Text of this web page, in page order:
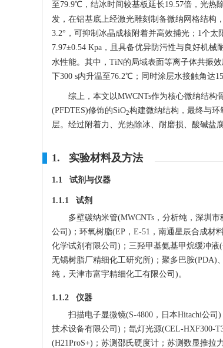
至79.9℃，结冰时间较基板延长19.57倍，光热
发，在铝基底上经激光雕刻制备微纳网格结构
3.2°，可抑制冰晶成核附着并高效捕光；1个
7.97±0.54 Kpa，且具备优异防污性与良好机械
水性能。其中，TiN的局域表面等离子体共振
下300 s内升温至76.2℃；同时涂层水接触角达
综上，本文以MWCNTs作为核心微纳结
(PFDTES)修饰的SiO2构建微纳结构，最终与环
层。经过附着力、光热除冰、耐磨损、酸碱盐
1. 实验材料及方法
1.1 试剂与仪器
1.1.1 试剂
多壁碳纳米管(MWCNTs，分析纯，深圳
公司)；环氧树脂(EP，E-51，南通星辰合成材
化学试剂有限公司)；三羟甲基氨基甲烷缓冲
无锡树脂厂精细化工研究所)；聚多巴胺(PDA)
纯，天津市富宇精细化工有限公司)。
1.1.2 仪器
扫描电子显微镜(S-4800，日本Hitachi公
技术设备有限公司)；氙灯光源(CEL-HXF300-
(H21ProS+)；苏测邵氏硬度计；苏测数显推拉